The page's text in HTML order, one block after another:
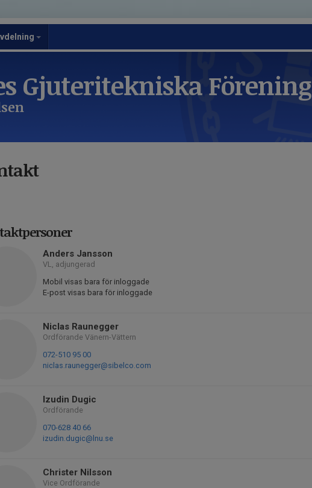
Gjuteritekniska Förening
Anders Jansson
VL, adjungerad
Mobil visas bara för inloggade
E-post visas bara för inloggade
Niclas Raunegger
Ordförande Vänern-Vättern
072-510 95 00
niclas.raunegger@sibelco.com
Izudin Dugic
Ordförande
070-628 40 66
izudin.dugic@lnu.se
Christer Nilsson
Vice Ordförande